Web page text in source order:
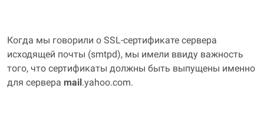
Когда мы говорили о SSL-сертификате сервера
исходящей почты (smtpd), мы имели ввиду важность
того, что сертификаты должны быть выпущены именно
для сервера mail.yahoo.com.